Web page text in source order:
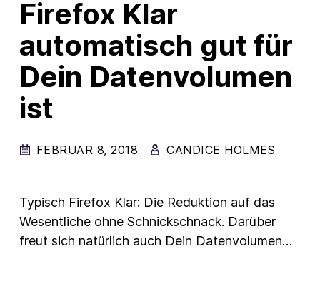
Advertising
Principles
Mozilla
From the Team
Firefox Klar
automatisch gut für
Dein Datenvolumen
ist
FEBRUAR 8, 2018 CANDICE HOLMES
Typisch Firefox Klar: Die Reduktion auf das
Wesentliche ohne Schnickschnack. Darüber
freut sich natürlich auch Dein Datenvolumen…